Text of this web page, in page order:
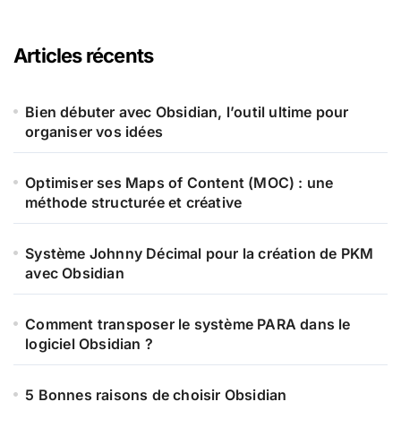
Articles récents
Bien débuter avec Obsidian, l’outil ultime pour
organiser vos idées
Optimiser ses Maps of Content (MOC) : une
méthode structurée et créative
Système Johnny Décimal pour la création de PKM
avec Obsidian
Comment transposer le système PARA dans le
logiciel Obsidian ?
5 Bonnes raisons de choisir Obsidian